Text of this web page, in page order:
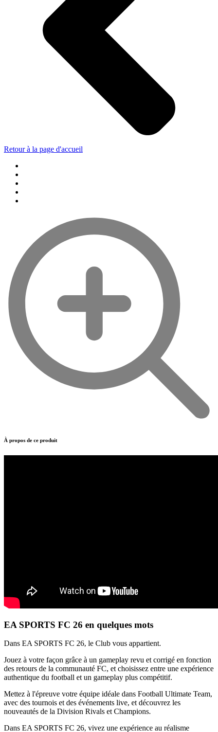
Retour à la page d'accueil
À propos de ce produit
EA SPORTS FC 26 en quelques mots
Dans EA SPORTS FC 26, le Club vous appartient.
Jouez à votre façon grâce à un gameplay revu et corrigé en fonction
des retours de la communauté FC, et choisissez entre une expérience
authentique du football et un gameplay plus compétitif.
Mettez à l'épreuve votre équipe idéale dans Football Ultimate Team,
avec des tournois et des événements live, et découvrez les
nouveautés de la Division Rivals et Champions.‎
Dans EA SPORTS FC 26, vivez une expérience au réalisme